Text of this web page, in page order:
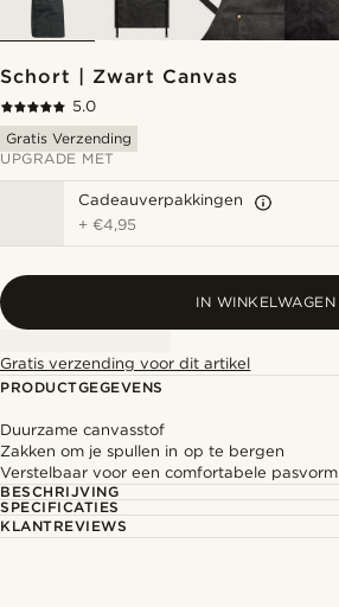
Schort | Zwart Canvas
5.0
Gratis Verzending
UPGRADE MET
Cadeauverpakkingen
+€4,95
IN WINKELWAGEN
Gratis verzending voor dit artikel
PRODUCTGEGEVENS
Duurzame canvasstof
Zakken om je spullen in op te bergen
Verstelbaar voor een comfortabele pasvorm
BESCHRIJVING
SPECIFICATIES
KLANTREVIEWS